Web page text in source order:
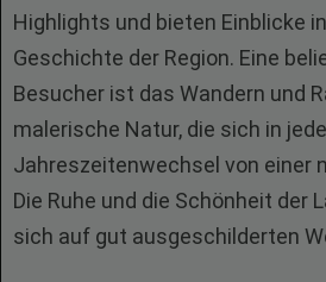
Highlights und bieten Einblicke
Geschichte der Region. Eine
Besucher ist das Wandern und
malerische Natur, die sich in
Jahreszeitenwechsel von einer
Die Ruhe und die Schönheit der
sich auf gut ausgeschilderten